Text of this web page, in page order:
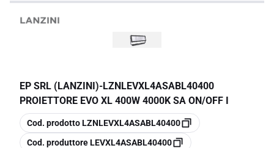
EP SRL (LANZINI)-LZNLEVXL4ASABL40400
PROIETTORE EVO XL 400W 4000K SA ON/OFF I
copia
Cod. prodottoLZNLEVXL4ASABL40400
copia
Cod. produttoreLEVXL4ASABL40400